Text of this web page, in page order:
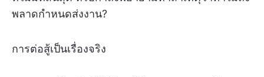
พลาดกำหนดส่งงาน?
การต่อสู้เป็นเรื่องจริง